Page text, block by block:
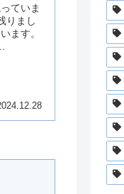
ていま
りまし
ます。